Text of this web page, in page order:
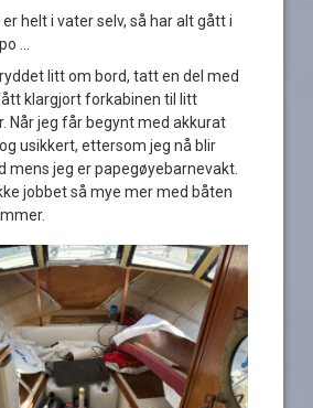
helt i vater selv, så har alt gått i
…
litt om bord, tatt en del med
klargjort forkabinen til litt
Når jeg får begynt med akkurat
usikkert, ettersom jeg nå blir
mens jeg er papegøyebarnevakt.
jobbet så mye mer med båten